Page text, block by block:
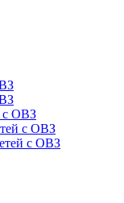
с ОВЗ
с ОВЗ
с ОВЗ